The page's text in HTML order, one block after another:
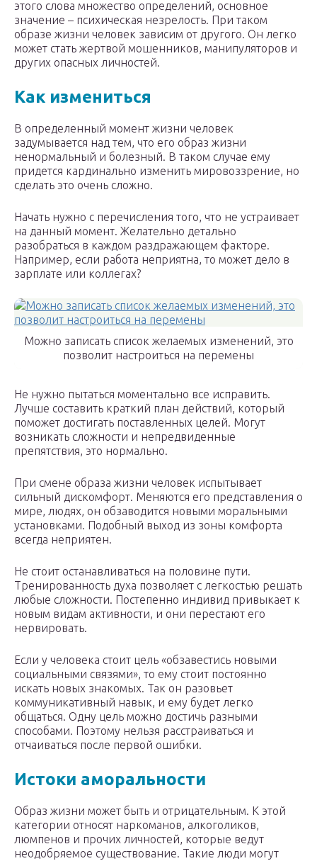
этого слова множество определений, основное
значение – психическая незрелость. При таком
образе жизни человек зависим от другого. Он легко
может стать жертвой мошенников, манипуляторов и
других опасных личностей.
Как измениться
В определенный момент жизни человек
задумывается над тем, что его образ жизни
ненормальный и болезный. В таком случае ему
придется кардинально изменить мировоззрение, но
сделать это очень сложно.
Начать нужно с перечисления того, что не устраивает
на данный момент. Желательно детально
разобраться в каждом раздражающем факторе.
Например, если работа неприятна, то может дело в
зарплате или коллегах?
Можно записать список желаемых изменений, это
позволит настроиться на перемены
Не нужно пытаться моментально все исправить.
Лучше составить краткий план действий, который
поможет достигать поставленных целей. Могут
возникать сложности и непредвиденные
препятствия, это нормально.
При смене образа жизни человек испытывает
сильный дискомфорт. Меняются его представления о
мире, людях, он обзаводится новыми моральными
установками. Подобный выход из зоны комфорта
всегда неприятен.
Не стоит останавливаться на половине пути.
Тренированность духа позволяет с легкостью решать
любые сложности. Постепенно индивид привыкает к
новым видам активности, и они перестают его
нервировать.
Если у человека стоит цель «обзавестись новыми
социальными связями», то ему стоит постоянно
искать новых знакомых. Так он разовьет
коммуникативный навык, и ему будет легко
общаться. Одну цель можно достичь разными
способами. Поэтому нельзя расстраиваться и
отчаиваться после первой ошибки.
Истоки аморальности
Образ жизни может быть и отрицательным. К этой
категории относят наркоманов, алкоголиков,
люмпенов и прочих личностей, которые ведут
неодобряемое существование. Такие люди могут